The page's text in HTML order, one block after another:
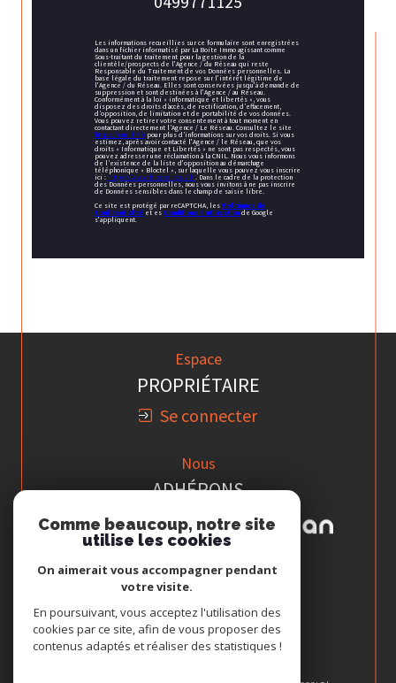
Les informations recueillies sur ce formulaire sont enregistrées
dans un fichier informatisé par La Boite Immo agissant comme
Sous-traitant du traitement pour la gestion de la
clientèle/prospects de l'Agence / du Réseau qui reste
Responsable du Traitement de vos Données personnelles. La
base légale du traitement repose sur l'intérêt légitime de
l'Agence / du Réseau. Elles sont conservées jusqu'à demande de
suppression et sont destinées à l'Agence / au Réseau.
Conformément à la loi « informatique et libertés », vous
disposez des droits d’accès, de rectification, d’effacement,
d’opposition, de limitation et de portabilité de vos données.
Vous pouvez retirer votre consentement à tout moment en
contactant directement l’Agence / Le Réseau. Consultez le site
https://cnil.fr/frpour plus d’informations sur vos droits. Si vous
estimez, après avoir contacté l'Agence / le Réseau, que vos
droits « Informatique et Libertés » ne sont pas respectés, vous
pouvez adresser une réclamation à la CNIL. Nous vous informons
de l’existence de la liste d'opposition au démarchage
téléphonique « Bloctel », sur laquelle vous pouvez vous inscrire
ici : https://www.bloctel.gouv.fr. Dans le cadre de la protection
des Données personnelles, nous vous invitons à ne pas inscrire
de Données sensibles dans le champ de saisie libre.
Ce site est protégé par reCAPTCHA, lesPolitiques de
Confidentialité et esConditions d'utilisationde Google
s'appliquent.
Espace
PROPRIÉTAIRE
Se connecter
Nous
ADHÉRONS
Comme beaucoup, notre site
utilise les cookies
On aimerait vous accompagner pendant
votre visite.
En poursuivant, vous acceptez l'utilisation des
cookies par ce site, afin de vous proposer des
contenus adaptés et réaliser des statistiques !